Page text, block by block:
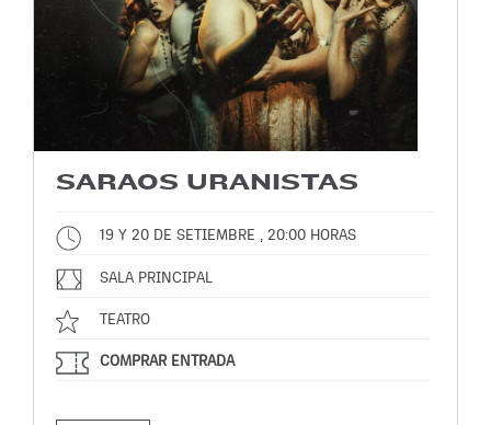
SARAOS URANISTAS
19 Y 20 DE SETIEMBRE , 20:00 HORAS
SALA PRINCIPAL
TEATRO
COMPRAR ENTRADA